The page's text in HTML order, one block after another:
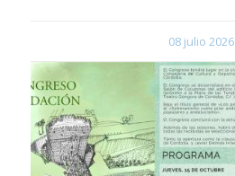
08 julio 2026